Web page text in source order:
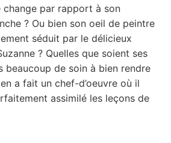
change par rapport à son
? Ou bien son oeil de peintre
séduit par le délicieux
? Quelles que soient ses
beaucoup de soin à bien rendre
a fait un chef-d’oeuvre où il
assimilé les leçons de